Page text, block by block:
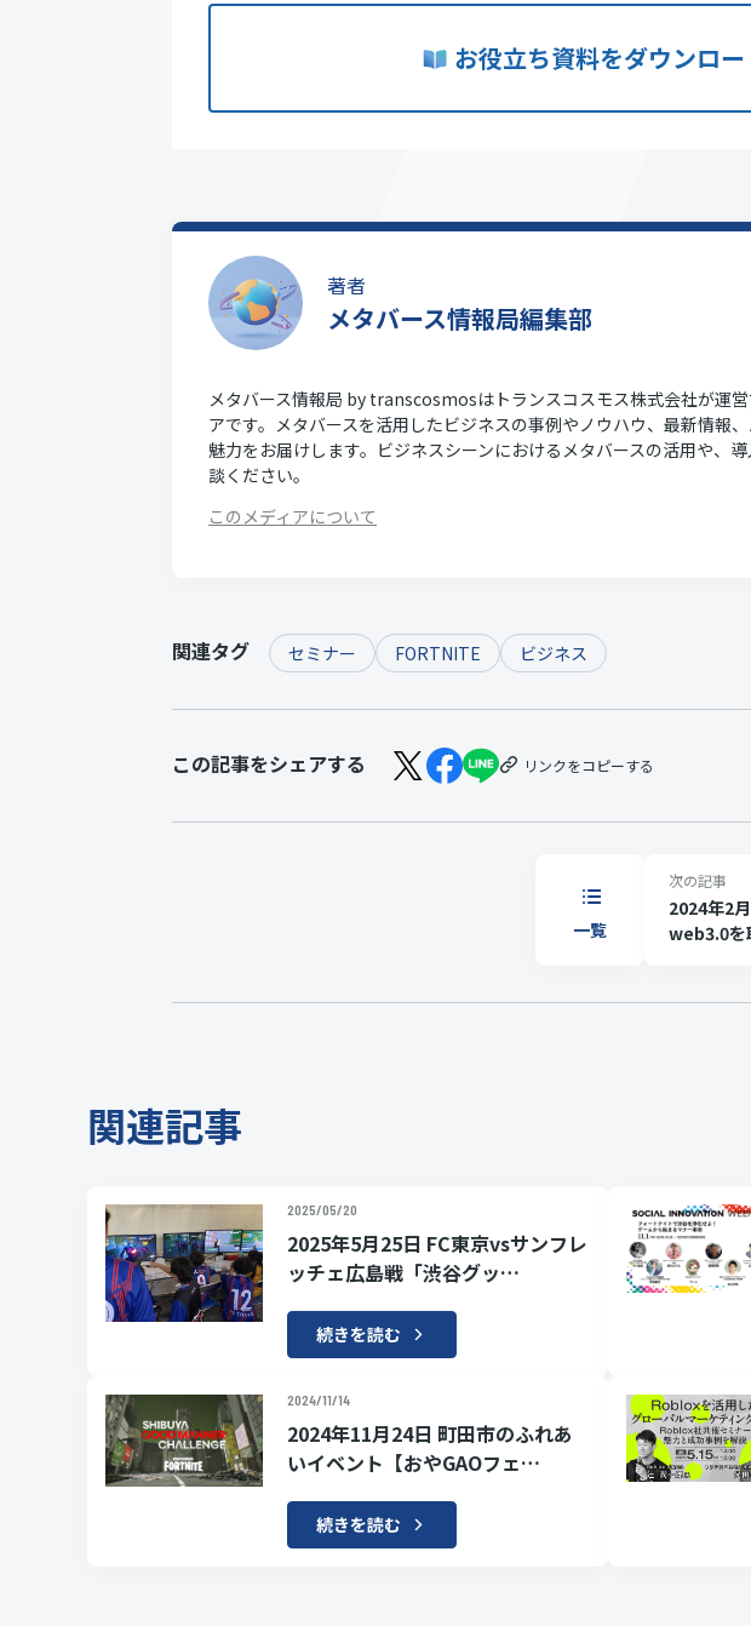
お役立ち資料をダウンロー
著者
メタバース情報局編集部
メタバース情報局 by transcosmosはトランスコスモス株式会社が運
アです。メタバースを活用したビジネスの事例やノウハウ、最新情報
魅力をお届けします。ビジネスシーンにおけるメタバースの活用や、
談ください。
このメディアについて
関連タグ セミナー FORTNITE ビジネス
この記事をシェアする リンクをコピーする
一覧
次の記事
2024年2
web3.0を
関連記事
2025/05/20
2025年5月25日 FC東京vsサンフレ
ッチェ広島戦「渋谷グッ…
続きを読む
2024/11/14
2024年11月24日 町田市のふれあ
いイベント【おやGAOフェ…
続きを読む